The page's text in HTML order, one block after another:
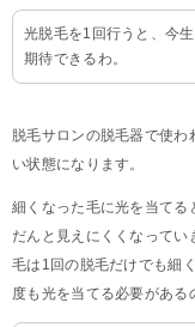
光脱毛を1回行うと、今
期待できるわ。
脱毛サロンの脱毛器で使
い状態になります。
細くなった毛に光を当てる
だんと見えにくくなってい
毛は1回の脱毛だけでも細
度も光を当てる必要がある